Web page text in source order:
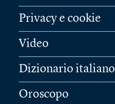
Privacy e cookie
Video
Dizionario italiano
Oroscopo